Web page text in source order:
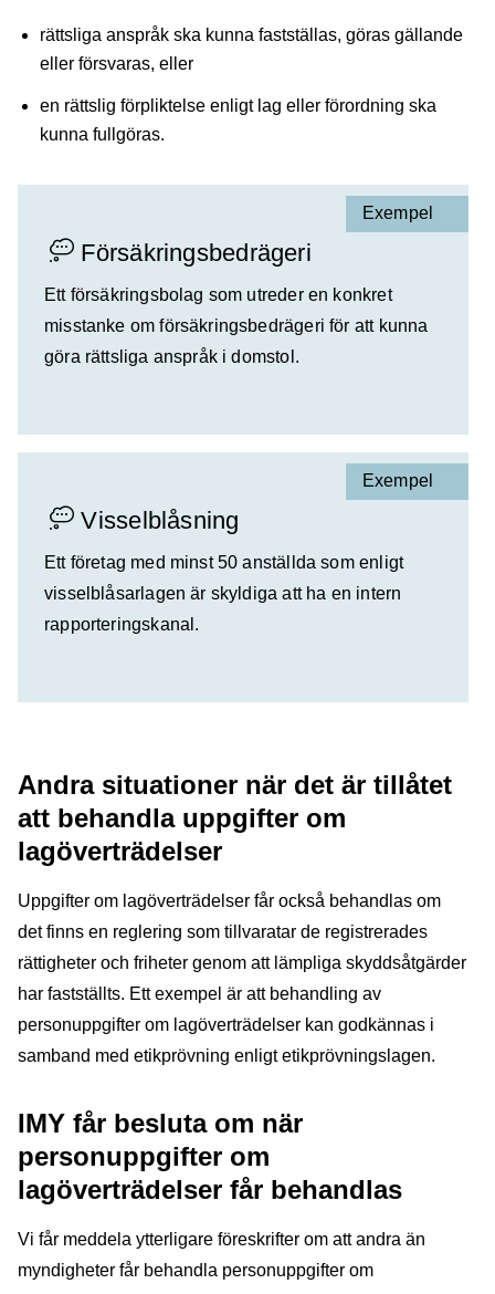
rättsliga anspråk ska kunna fastställas, göras gällande
eller försvaras, eller
en rättslig förpliktelse enligt lag eller förordning ska
kunna fullgöras.
Försäkringsbedrägeri
Exempel
Ett försäkringsbolag som utreder en konkret
misstanke om försäkringsbedrägeri för att kunna
göra rättsliga anspråk i domstol.
Visselblåsning
Exempel
Ett företag med minst 50 anställda som enligt
visselblåsarlagen är skyldiga att ha en intern
rapporteringskanal.
Andra situationer när det är tillåtet
att behandla uppgifter om
lagöverträdelser
Uppgifter om lagöverträdelser får också behandlas om
det finns en reglering som tillvaratar de registrerades
rättigheter och friheter genom att lämpliga skyddsåtgärder
har fastställts. Ett exempel är att behandling av
personuppgifter om lagöverträdelser kan godkännas i
samband med etikprövning enligt etikprövningslagen.
IMY får besluta om när
personuppgifter om
lagöverträdelser får behandlas
Vi får meddela ytterligare föreskrifter om att andra än
myndigheter får behandla personuppgifter om